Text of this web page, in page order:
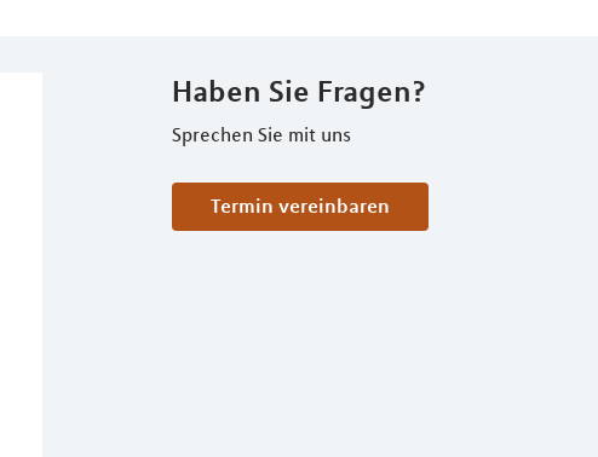
Haben Sie Fragen?
Sprechen Sie mit uns
Termin vereinbaren